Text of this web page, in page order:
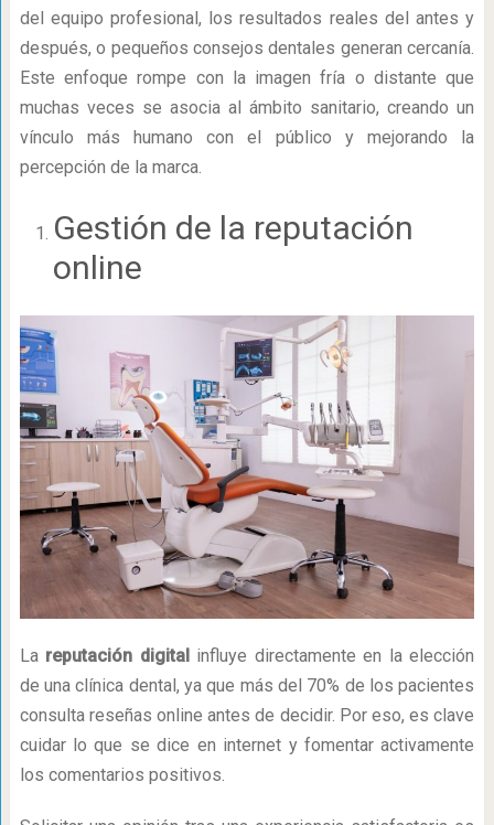
del equipo profesional, los resultados reales del antes y
después, o pequeños consejos dentales generan cercanía.
Este enfoque rompe con la imagen fría o distante que
muchas veces se asocia al ámbito sanitario, creando un
vínculo más humano con el público y mejorando la
percepción de la marca.
Gestión de la reputación
online
La reputación digitalinfluye directamente en la elección
de una clínica dental, ya que más del 70% de los pacientes
consulta reseñas online antes de decidir. Por eso, es clave
cuidar lo que se dice en internet y fomentar activamente
los comentarios positivos.